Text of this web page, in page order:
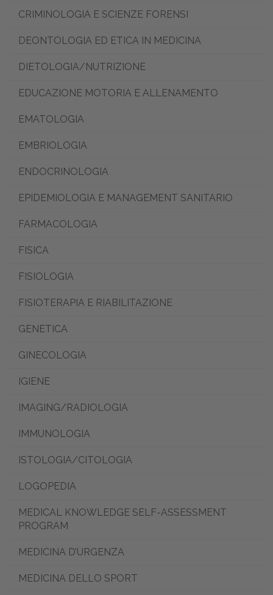
CRIMINOLOGIA E SCIENZE FORENSI
DEONTOLOGIA ED ETICA IN MEDICINA
DIETOLOGIA/NUTRIZIONE
EDUCAZIONE MOTORIA E ALLENAMENTO
EMATOLOGIA
EMBRIOLOGIA
ENDOCRINOLOGIA
EPIDEMIOLOGIA E MANAGEMENT SANITARIO
FARMACOLOGIA
FISICA
FISIOLOGIA
FISIOTERAPIA E RIABILITAZIONE
GENETICA
GINECOLOGIA
IGIENE
IMAGING/RADIOLOGIA
IMMUNOLOGIA
ISTOLOGIA/CITOLOGIA
LOGOPEDIA
MEDICAL KNOWLEDGE SELF-ASSESSMENT
PROGRAM
MEDICINA D’URGENZA
MEDICINA DELLO SPORT